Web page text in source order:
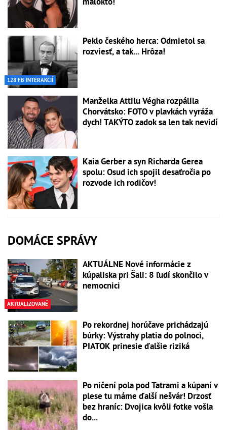
128 FB INTERAKCIÍ
Peklo českého herca: Odmietol sa
rozviesť, a tak... Hrôza!
Manželka Attilu Végha rozpálila
Chorvátsko: FOTO v plavkách vyráža
dych! TAKÝTO zadok sa len tak nevidí
Kaia Gerber a syn Richarda Gerea
spolu: Osud ich spojil desaťročia po
rozvode ich rodičov!
DOMÁCE SPRÁVY
AKTUALIZOVANÉ
AKTUÁLNE Nové informácie z
kúpaliska pri Šali: 8 ľudí skončilo v
nemocnici
Po rekordnej horúčave prichádzajú
búrky: Výstrahy platia do polnoci,
PIATOK prinesie ďalšie riziká
Po ničení pola pod Tatrami a kúpaní v
plese tu máme ďalší nešvár! Drzosť
bez hraníc: Dvojica kvôli fotke vošla
do...